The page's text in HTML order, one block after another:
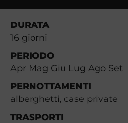
DURATA
16giorni
PERIODO
Apr Mag Giu Lug Ago Set
PERNOTTAMENTI
alberghetti, case private
TRASPORTI